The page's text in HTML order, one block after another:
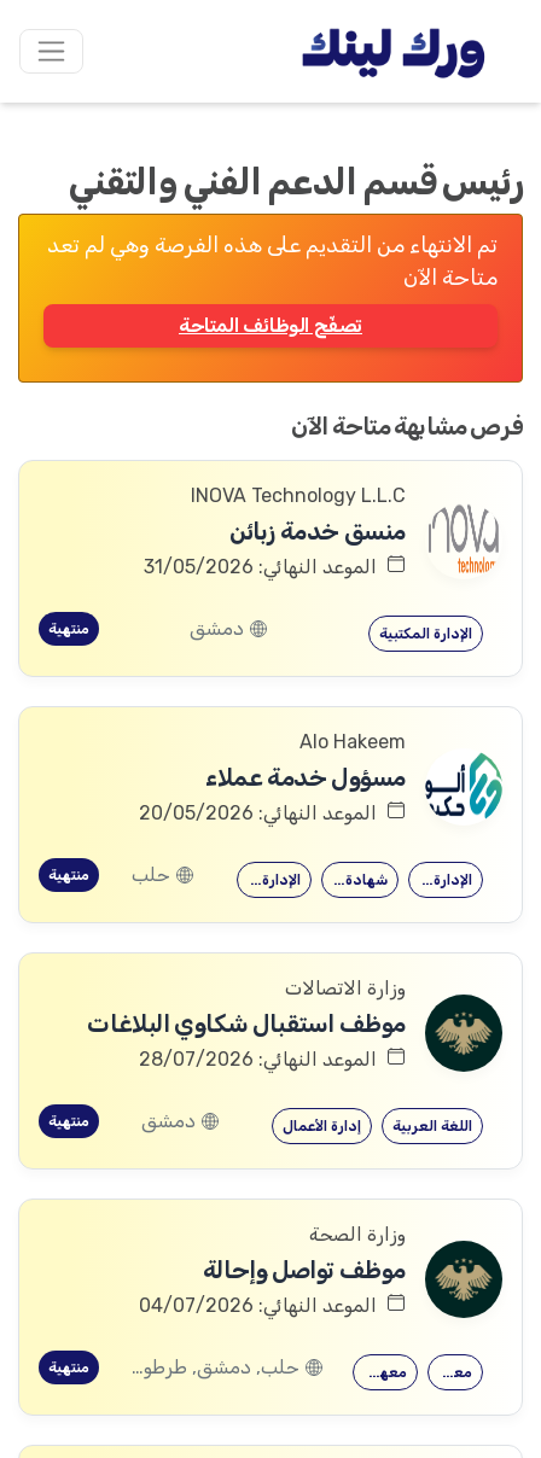
رئيس قسم الدعم الفني والتقني
تم الانتهاء من التقديم على هذه الفرصة وهي لم تعد
متاحة الآن
تصفّح الوظائف المتاحة
فرص مشابهة متاحة الآن
INOVA Technology L.L.C
منسق خدمة زبائن
الموعد النهائي: 31/05/2026
الإدارة المكتبية دمشق منتهية
Alo Hakeem
مسؤول خدمة عملاء
الموعد النهائي: 20/05/2026
الإدارة المكتبية شهادة علمية… الإدارة المكتبية حلب منتهية
وزارة الاتصالات
موظف استقبال شكاوي البلاغات
الموعد النهائي: 28/07/2026
إدارة الأعمال اللغة العربية دمشق منتهية
وزارة الصحة
موظف تواصل وإحالة
الموعد النهائي: 04/07/2026
معهد طبي/صحي معهد متوسط حلب, دمشق, طرطوس, ريف دمشق, ديرالزور, درعا, السويداء, القنيطرة, اللاذقية, الرقة, حمص, الحسكة, حماة, ادلب منتهية